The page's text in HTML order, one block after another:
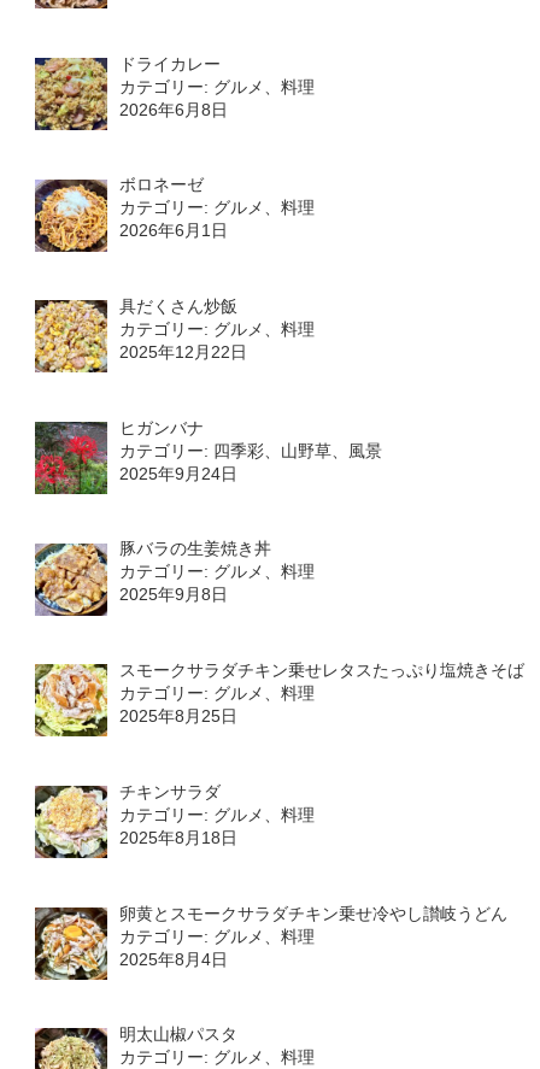
ドライカレー
カテゴリー: グルメ、料理
2026年6月8日
ボロネーゼ
カテゴリー: グルメ、料理
2026年6月1日
具だくさん炒飯
カテゴリー: グルメ、料理
2025年12月22日
ヒガンバナ
カテゴリー: 四季彩、山野草、風景
2025年9月24日
豚バラの生姜焼き丼
カテゴリー: グルメ、料理
2025年9月8日
スモークサラダチキン乗せレタスたっぷり塩焼きそば
カテゴリー: グルメ、料理
2025年8月25日
チキンサラダ
カテゴリー: グルメ、料理
2025年8月18日
卵黄とスモークサラダチキン乗せ冷やし讃岐うどん
カテゴリー: グルメ、料理
2025年8月4日
明太山椒パスタ
カテゴリー: グルメ、料理